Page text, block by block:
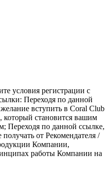
условия регистрации с
Переходя по данной
вступить в Coral Club
становится вашим
Переходя по данной ссылке,
от Рекомендателя /
Компании,
работы Компании на